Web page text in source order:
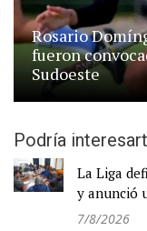
Rosario
fueron
Sudoeste
Podría
La Liga
y anunció
7/8/2026